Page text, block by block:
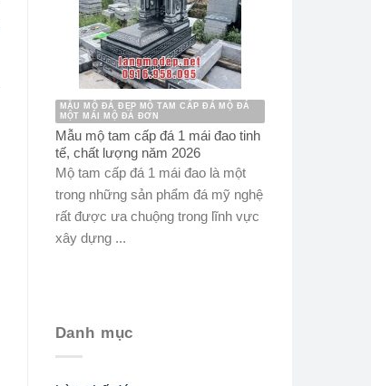
MẪU MỘ ĐÁ ĐẸP MỘ TAM CẤP ĐÁ MỘ ĐÁ
MỘT MÁI MỘ ĐÁ ĐƠN
Mẫu mộ tam cấp đá 1 mái đao tinh
tế, chất lượng năm 2026
Mộ tam cấp đá 1 mái đao là một
trong những sản phẩm đá mỹ nghệ
rất được ưa chuộng trong lĩnh vực
xây dựng ...
Danh mục